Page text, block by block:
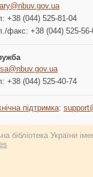
+38 (044) 525-81-04
факс: +38 (044) 525-56-
+38 (044) 525-40-74
підтримка:
бібліотека України